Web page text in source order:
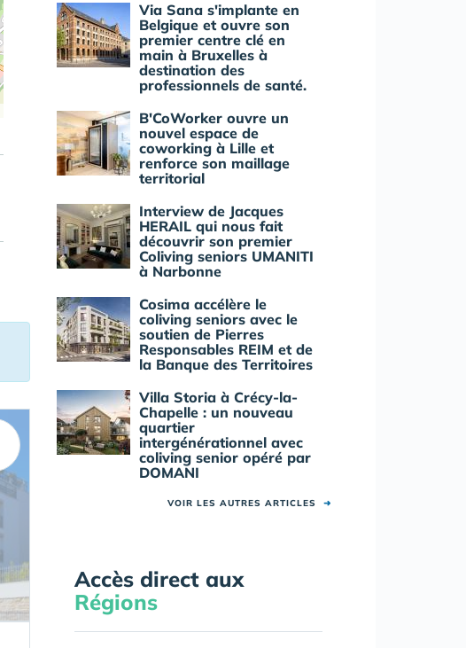
Via Sana s'implante en
Belgique et ouvre son
premier centre clé en
main à Bruxelles à
destination des
professionnels de santé.
B'CoWorker ouvre un
nouvel espace de
coworking à Lille et
renforce son maillage
territorial
Interview de Jacques
HERAIL qui nous fait
découvrir son premier
Coliving seniors UMANITI
à Narbonne
Cosima accélère le
coliving seniors avec le
soutien de Pierres
Responsables REIM et de
la Banque des Territoires
Villa Storia à Crécy-la-
Chapelle : un nouveau
quartier
intergénérationnel avec
coliving senior opéré par
DOMANI
VOIR LES AUTRES ARTICLES ➜
Accès direct aux
Régions